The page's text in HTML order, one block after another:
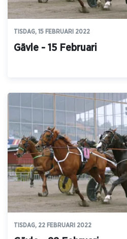
TISDAG, 15 FEBRUARI 2022
Gävle - 15 Februari
TISDAG, 22 FEBRUARI 2022